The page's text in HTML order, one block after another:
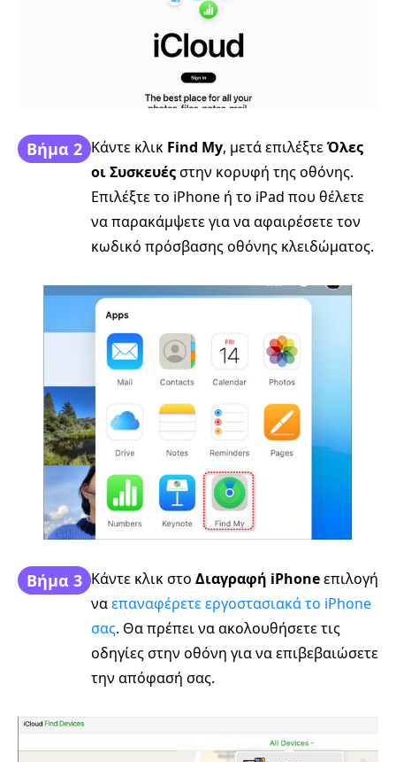
Βήμα 2 Κάντε κλικ Find My, μετά επιλέξτεΌλες
οι Συσκευέςστην κορυφή της οθόνης.
Επιλέξτε το iPhone ή το iPad που θέλετε
να παρακάμψετε για να αφαιρέσετε τον
κωδικό πρόσβασης οθόνης κλειδώματος.
Βήμα 3 Κάντε κλικ στο Διαγραφή iPhoneεπιλογή
ναεπαναφέρετε εργοστασιακά το iPhone
σας. Θα πρέπει να ακολουθήσετε τις
οδηγίες στην οθόνη για να επιβεβαιώσετε
την απόφασή σας.